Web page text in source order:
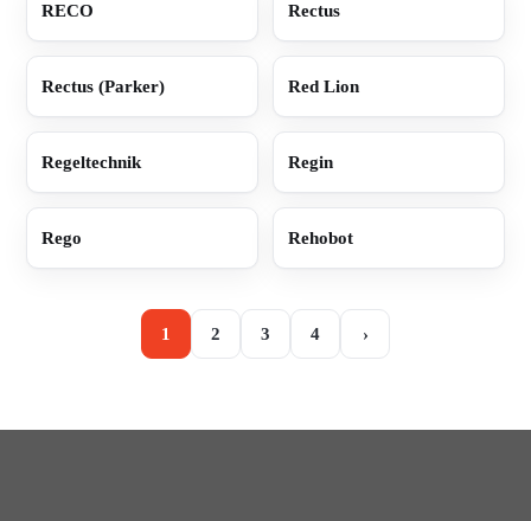
RECO Rectus
Rectus (Parker) Red Lion
Regeltechnik Regin
Rego Rehobot
1 2 3 4 ›